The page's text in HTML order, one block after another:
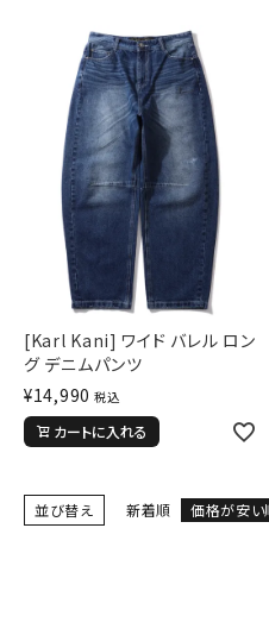
カテゴリ
サイズ
S
XL
29inc
34inc
40inc
カラー
tune
[Karl Kani] ワイド バレル ロン
グ デニムパンツ
¥14,990 税込
カートに入れる
並び替え 新着順 価格が安い